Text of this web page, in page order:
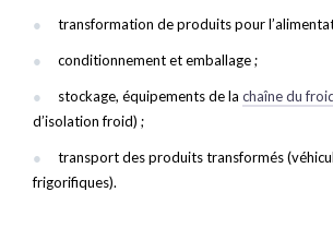
transformation de produits pour
conditionnement et emballage ;
stockage, équipements de la chaîne du
d’isolation froid) ;
transport des produits transformés
frigorifiques).